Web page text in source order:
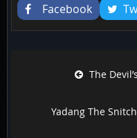
Facebook
Post navigationThe
Yadang The